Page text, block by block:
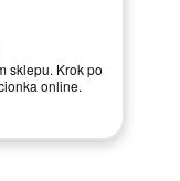
sklepu. Krok po
online.